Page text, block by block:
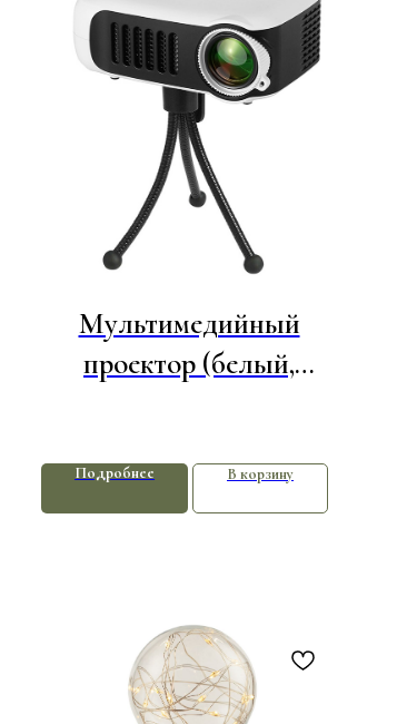
Мультимедийный
проектор (белый,
Подробнее В корзину